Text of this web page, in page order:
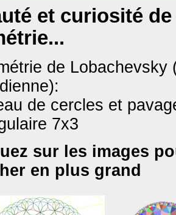
et curiosité de
de Lobachevsky
de cercles et
7x3
sur les images
en plus grand